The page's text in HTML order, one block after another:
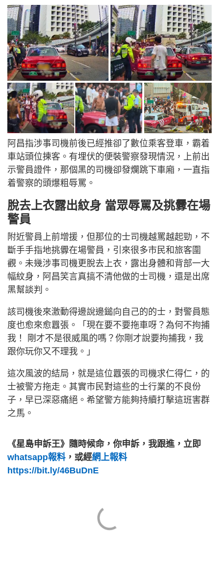
阿昌指涉事司機前後已經推卻了數位乘客登車，霸着
車站頭位揀客。有埋伏的便裝警察發現情況，上前出
示警員證件，那個黑的司機卻發爛跳下車廂，一直指
着警察的頭爆粗辱罵。
脫去上衣露出紋身 當眾辱罵及挑釁在場
警員
附近警員上前增援，但那位的士司機越罵越起勁，不
斷手手指地挑釁在場警員，引來很多市民和旅客圍
觀。未幾涉事司機更脫去上衣，露出身體和背部一大
幅紋身，阿昌笑言真搞不清他做的士司機，還是出席
黑幫談判。
該司機後來激動得邊說邊鎚向自己的的士，對警員態
度也愈來愈囂張。「現在要不要拖車呀？為何不拘捕
我！ 剛才不是很威風的嗎？你剛才說要拘捕我，我
跟你玩你又不理我。」
這次風波的結局，就是這位囂張的司機求仁得仁，的
士被警方拖走。其實市民對這些的士行業的不良份
子，早已深惡痛絕。希望警方能夠持續打擊這班害群
之馬。
《星島申訴王》隨時候命，你申訴，我跟進，立即
whatsapp報料，或經網上報料
https://bit.ly/46BuDnE